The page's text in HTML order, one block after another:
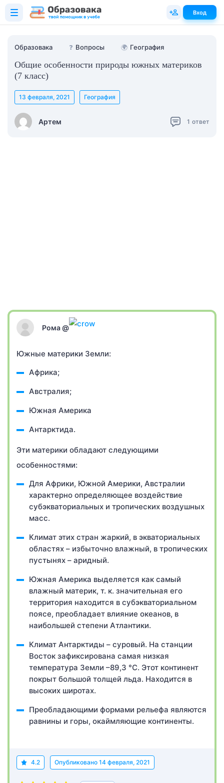
Образовака ❓ Вопросы 🌍 География
Общие особенности природы южных материков
(7 класс)
Артем
13 февраля, 2021 География
1 ответ
Рома @
Южные материки Земли:
Африка;
Австралия;
Южная Америка
Антарктида.
Эти материки обладают следующими
особенностями:
Для Африки, Южной Америки, Австралии
характерно определяющее воздействие
субэкваториальных и тропических воздушных
масс.
Климат этих стран жаркий, в экваториальных
областях – избыточно влажный, в тропических
пустынях – аридный.
Южная Америка выделяется как самый
влажный материк, т. к. значительная его
территория находится в субэкваториальном
поясе, преобладает влияние океанов, в
наибольшей степени Атлантики.
Климат Антарктиды – суровый. На станции
Восток зафиксирована самая низкая
температура Земли –89,3 °C. Этот континент
покрыт большой толщей льда. Находится в
высоких широтах.
Преобладающими формами рельефа являются
равнины и горы, окаймляющие континенты.
4.2 Опубликовано 14 февраля, 2021
Вход